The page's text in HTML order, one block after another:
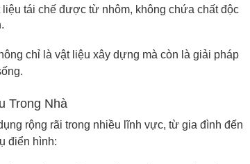
liệu tái chế được từ nhôm, không chứa chất độc
chỉ là vật liệu xây dựng mà còn là giải pháp
Trong Nhà
rộng rãi trong nhiều lĩnh vực, từ gia đình đến
điển hình: